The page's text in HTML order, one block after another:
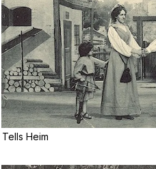
Tells Heim